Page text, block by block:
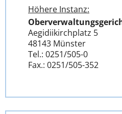
Höhere Instanz:
Aegidiikirchplatz 5
48143 Münster
Tel.: 0251/505-0
Fax.: 0251/505-352